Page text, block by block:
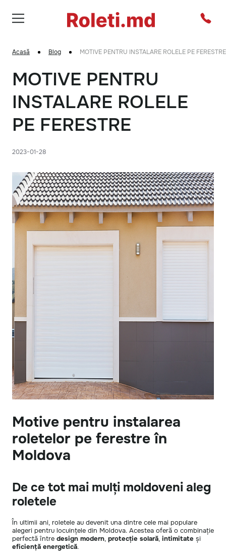
Acasă Blog MOTIVE PENTRU INSTALARE ROLELE PE FERESTRE
MOTIVE PENTRU
INSTALARE ROLELE
PE FERESTRE
2023-01-28
Motive pentru instalarea
roletelor pe ferestre în
Moldova
De ce tot mai mulți moldoveni aleg
roletele
În ultimii ani, roletele au devenit una dintre cele mai populare
alegeri pentru locuințele din Moldova. Acestea oferă o combinație
perfectă între design modern, protecție solară, intimitate și
eficiență energetică.